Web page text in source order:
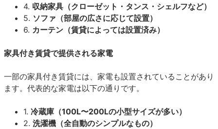
4. 収納家具（クローゼット・タンス・シェルフなど）
5. ソファ（部屋の広さに応じて設置）
6. カーテン（賃貸によっては設置済み）
家具付き賃貸で提供される家電
一部の家具付き賃貸には、家電も設置されていることがあり
ます。代表的な家電は以下の通りです。
1. 冷蔵庫（100L〜200Lの小型サイズが多い）
2. 洗濯機（全自動のシンプルなもの）